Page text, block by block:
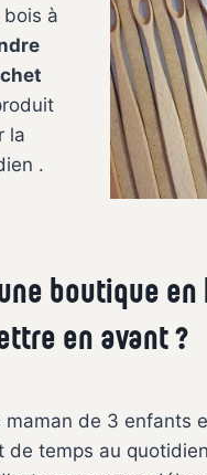
à
la
.
boutique en
en avant ?
maman de 3 enfants
de temps au